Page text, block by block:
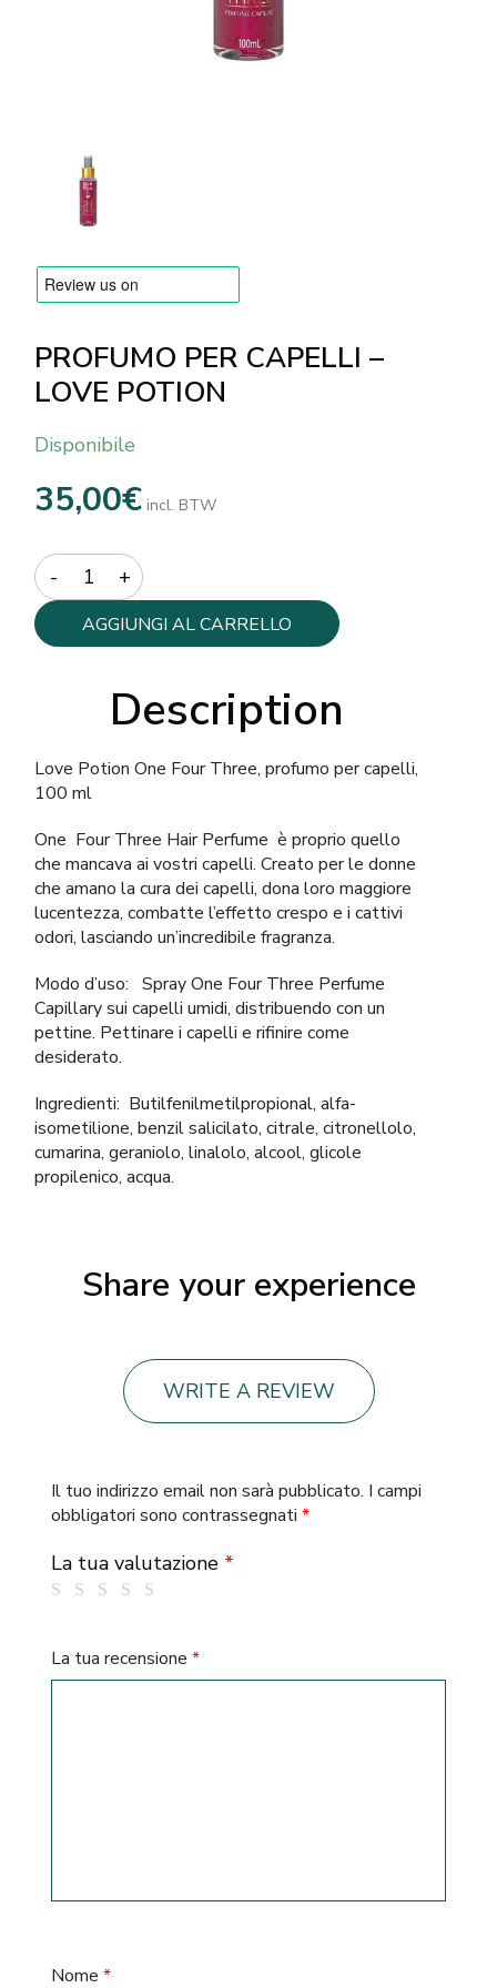
Domande frequenti
Contatti
PROFUMO PER CAPELLI –
LOVE POTION
Disponibile
35,00€ incl. BTW
Quantity
AGGIUNGI AL CARRELLO
Description
Love Potion One Four Three, profumo per capelli,
100 ml
One Four Three Hair Perfume è proprio quello
che mancava ai vostri capelli. Creato per le donne
che amano la cura dei capelli, dona loro maggiore
lucentezza, combatte l’effetto crespo e i cattivi
odori, lasciando un’incredibile fragranza.
Modo d’uso: Spray One Four Three Perfume
Capillary sui capelli umidi, distribuendo con un
pettine. Pettinare i capelli e rifinire come
desiderato.
Ingredienti: Butilfenilmetilpropional, alfa-
isometilione, benzil salicilato, citrale, citronellolo,
cumarina, geraniolo, linalolo, alcool, glicole
propilenico, acqua.
Share your experience
WRITE A REVIEW
Il tuo indirizzo email non sarà pubblicato. I campi
obbligatori sono contrassegnati *
La tua valutazione *
La tua recensione *
Nome *